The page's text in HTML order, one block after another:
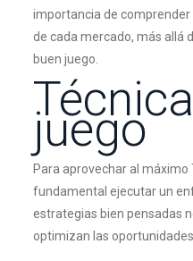
importancia de
de cada mercado, más allá
buen juego.
juego
Para aprovechar al máximo
fundamental ejecutar un
estrategias bien pensadas
optimizan las